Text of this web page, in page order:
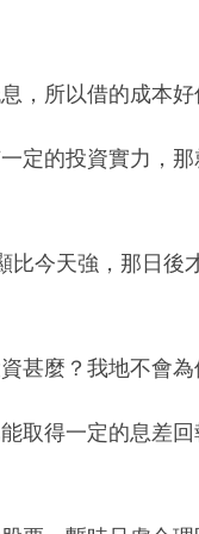
，所以借的成本好
定的投資實力，
比今天強，那日
甚麼？我地不會為
能取得一定的息差